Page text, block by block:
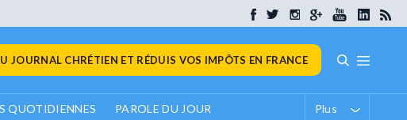
JOURNAL CHRÉTIEN ET RÉDUIS VOS IMPÔTS EN FRANCE
QUOTIDIENNES PAROLE DU JOUR Plus